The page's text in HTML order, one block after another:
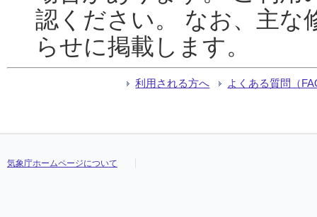
認ください。 なお、主な
らせに掲載します。
利用される方へ よくある質問（
気象庁ホームページについて